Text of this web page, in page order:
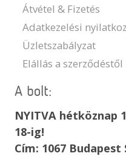
Átvétel & Fizetés
Adatkezelési
Üzletszabályzat
Elállás a szerződéstől
A bolt:
NYITVA hétköznap
18-ig!
Cím: 1067 Budapest